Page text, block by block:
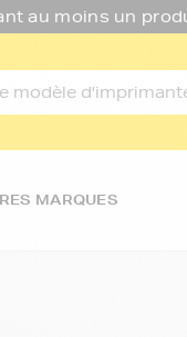
au moins un
MARQUES